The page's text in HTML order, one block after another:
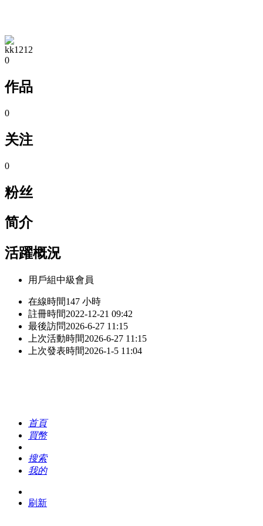
kk1212
0
作品
0
关注
0
粉丝
简介
活躍概況
用戶組中級會員
在線時間147 小時
註冊時間2022-12-21 09:42
最後訪問2026-6-27 11:15
上次活動時間2026-6-27 11:15
上次發表時間2026-1-5 11:04
首頁
買幣
搜索
我的
刷新